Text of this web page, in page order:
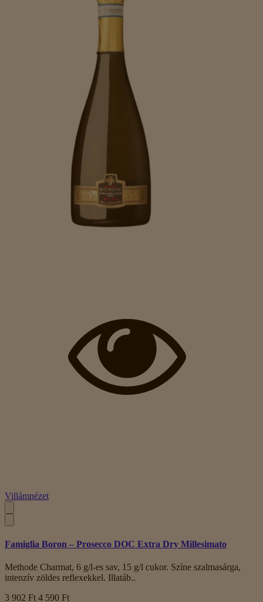
Villámnézet
Famiglia Boron – Prosecco DOC Extra Dry Millesimato
Methode Charmat, 6 g/l-es sav, 15 g/l cukor. Színe szalmasárga,
intenzív zöldes reflexekkel. Illatáb..
3 902 Ft 4 590 Ft